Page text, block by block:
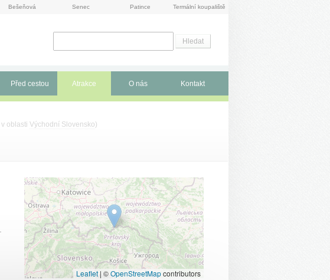
Bešeňová Senec Patince Termální koupaliště
Před cestou Atrakce O nás Kontakt
v oblasti Východní Slovensko)
Leaflet | ©OpenStreetMapcontributors